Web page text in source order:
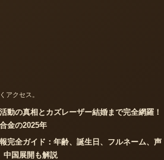
アクセス。
動の真相とカズレーザー結婚まで完全網羅！
金の2025年
完全ガイド：年齢、誕生日、フルネーム、声
中国展開も解説